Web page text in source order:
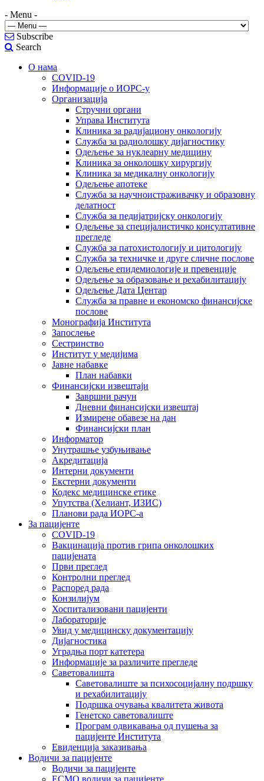
- Menu -
Subscribe
Search
О нама
COVID-19
Информације о ИОРС-у
Организација
Стручни органи
Управа Института
Клиника за радијациону онкологију
Служба за радиолошку дијагностику
Одељење за нуклеарну медицину
Клиника за онколошку хирургију
Клиника за медикалну онкологију
Одељење апотеке
Служба за научноистраживачку и образовну
делатност
Служба за педијатријску онкологију
Одељење за специјалистичко консултативне
прегледе
Служба за патохистологију и цитологију
Служба за техничке и друге сличне послове
Одељење епидемиологије и превенције
Одељење за образовање и рехабилитацију
Одељење Дата Центар
Служба за правне и економско финансијске
послове
Монографија Института
Запослење
Сестринство
Институт у медијима
Јавне набавке
План набавки
Финансијски извештаји
Завршни рачун
Дневни финансијски извештај
Измирене обавезе на дан
Финансијски план
Информатор
Унутрашње узбуњивање
Акредитација
Интерни документи
Екстерни документи
Кодекс медицинске етике
Упутства (Хелиант, ИЗИС)
Планови рада ИОРС-а
За пацијенте
COVID-19
Вакцинација против грипа онколошких
пацијената
Први преглед
Контролни преглед
Распоред рада
Конзилијум
Хоспитализовани пацијенти
Лабораторије
Увид у медицинску документацију
Дијагностика
Уградња порт катетера
Информације за различите прегледе
Саветовалишта
Саветовалиште за психосоцијалну подршку
и рехабилитацију
Подршка очувања квалитета живота
Генетско саветовалиште
Програм одвикавања од пушења за
пацијенте Института
Евиденција заказивања
Водичи за пацијенте
Водичи за пацијенте
EСМО водичи за пацијенте